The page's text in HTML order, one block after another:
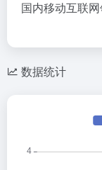
国内移动互联
数据统计